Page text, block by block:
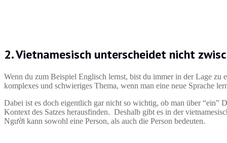
2. Vietnamesisch unterscheidet nicht
Wenn du zum Beispiel Englisch lernst, bist du immer in der Lage zu
komplexes und schwieriges Thema, wenn man eine neue Sprache
Dabei ist es doch eigentlich gar nicht so wichtig, ob man über “ein”
Kontext des Satzes herausfinden. Deshalb gibt es in der
Người kann sowohl eine Person, als auch die Person bedeuten.